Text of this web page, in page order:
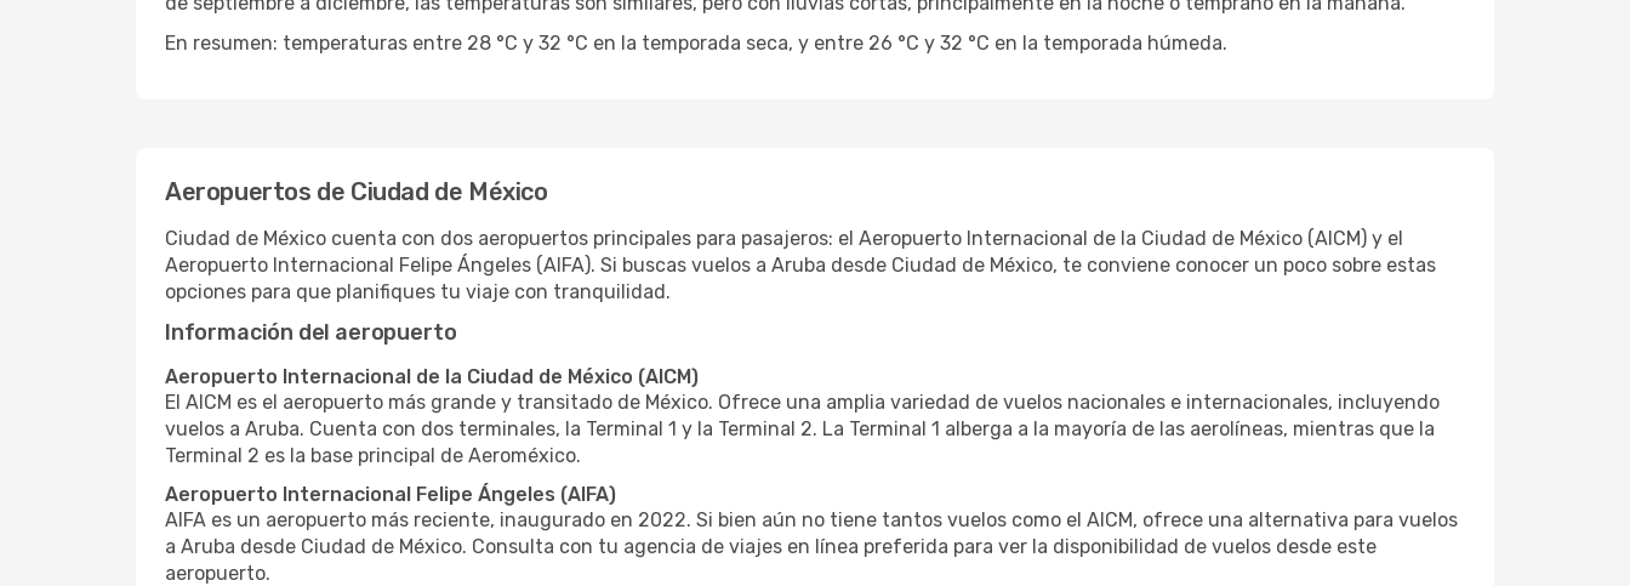
En resumen: temperaturas entre 28 °C y 32 °C en la temporada seca, y entre 26 °C y 32 °C en la temporada húmeda.
Aeropuertos de Ciudad de México
Ciudad de México cuenta con dos aeropuertos principales para pasajeros: el Aeropuerto Internacional de la Ciudad de México (AICM) y el
Aeropuerto Internacional Felipe Ángeles (AIFA). Si buscas vuelos a Aruba desde Ciudad de México, te conviene conocer un poco sobre estas
opciones para que planifiques tu viaje con tranquilidad.
Información del aeropuerto
Aeropuerto Internacional de la Ciudad de México (AICM)
El AICM es el aeropuerto más grande y transitado de México. Ofrece una amplia variedad de vuelos nacionales e internacionales, incluyendo
vuelos a Aruba. Cuenta con dos terminales, la Terminal 1 y la Terminal 2. La Terminal 1 alberga a la mayoría de las aerolíneas, mientras que la
Terminal 2 es la base principal de Aeroméxico.
Aeropuerto Internacional Felipe Ángeles (AIFA)
AIFA es un aeropuerto más reciente, inaugurado en 2022. Si bien aún no tiene tantos vuelos como el AICM, ofrece una alternativa para vuelos
a Aruba desde Ciudad de México. Consulta con tu agencia de viajes en línea preferida para ver la disponibilidad de vuelos desde este
aeropuerto.